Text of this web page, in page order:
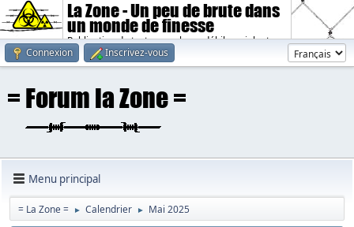
La Zone - Un peu de brute dans
un monde de finesse
Publication de textes sombres, débiles, violents.
Connexion
Inscrivez-vous
Menu principal
= La Zone = ► Calendrier ► Mai 2025